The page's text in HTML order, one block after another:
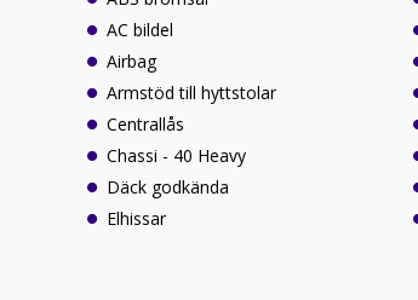
AC bildel
Airbag
Armstöd till hyttstolar
Centrallås
Chassi - 40 Heavy
Däck godkända
Elhissar